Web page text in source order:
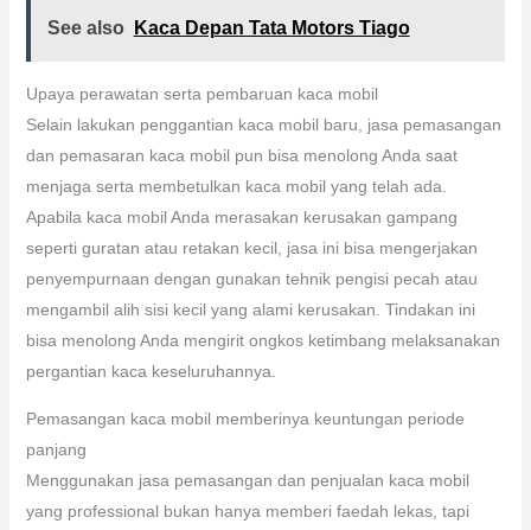
See also Kaca Depan Tata Motors Tiago
Upaya perawatan serta pembaruan kaca mobil
Selain lakukan penggantian kaca mobil baru, jasa pemasangan
dan pemasaran kaca mobil pun bisa menolong Anda saat
menjaga serta membetulkan kaca mobil yang telah ada.
Apabila kaca mobil Anda merasakan kerusakan gampang
seperti guratan atau retakan kecil, jasa ini bisa mengerjakan
penyempurnaan dengan gunakan tehnik pengisi pecah atau
mengambil alih sisi kecil yang alami kerusakan. Tindakan ini
bisa menolong Anda mengirit ongkos ketimbang melaksanakan
pergantian kaca keseluruhannya.
Pemasangan kaca mobil memberinya keuntungan periode
panjang
Menggunakan jasa pemasangan dan penjualan kaca mobil
yang professional bukan hanya memberi faedah lekas, tapi